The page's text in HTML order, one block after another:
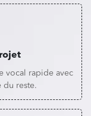
vocal rapide avec
du reste.